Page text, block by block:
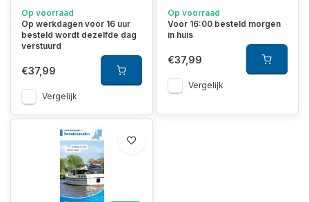
Op voorraad
Op werkdagen voor 16 uur
besteld wordt dezelfde dag
verstuurd
€37,99
Vergelijk
Op voorraad
Voor 16:00 besteld morgen
in huis
€37,99
Vergelijk